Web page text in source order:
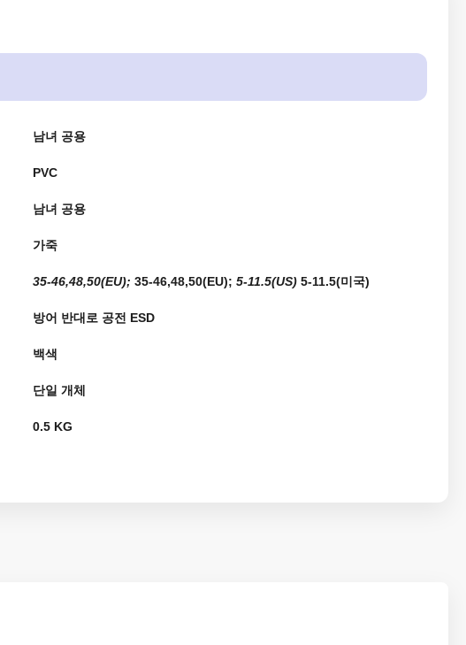
남녀 공용
PVC
남녀 공용
가죽
35-46,48,50(EU); 35-46,48,50(EU); 5-11.5(US) 5-11.5(미국)
방어 반대로 공전 ESD
백색
단일 개체
0.5 KG